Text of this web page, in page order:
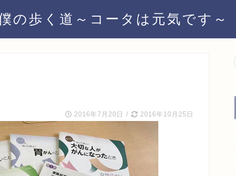
の歩く道～コータは元気です～
2016年7月20日 / 2016年10月25日